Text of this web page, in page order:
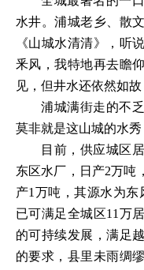
水井。浦城老乡、散
《山城水清清》，听
釆风，我特地再去瞻
见，但井水还依然如故
浦城满街走的不
莫非就是这山城的水秀
目前，供应城区
东区水厂，日产2万吨
产1万吨，其源水为东
已可满足全城区11万
的可持续发展，满足
的要求，县里未雨绸